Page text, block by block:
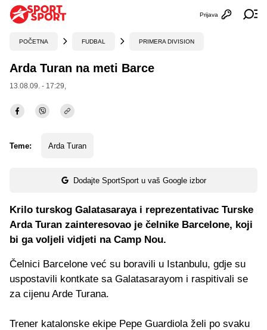
Otvori
Prijava
POČETNA FUDBAL PRIMERA DIVISION
Arda Turan na meti Barce
13.08.09. - 17:29,
Teme: Arda Turan
Dodajte SportSport u vaš Google izbor
Krilo turskog Galatasaraya i reprezentativac Turske
Arda Turan zainteresovao je čelnike Barcelone, koji
bi ga voljeli vidjeti na Camp Nou.
Čelnici Barcelone već su boravili u Istanbulu, gdje su
uspostavili kontkate sa Galatasarayom i raspitivali se
za cijenu Arde Turana.
Trener katalonske ekipe Pepe Guardiola želi po svaku